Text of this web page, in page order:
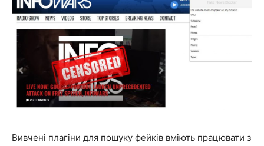
Вивчені плагіни для пошуку фейків вміють працювати з